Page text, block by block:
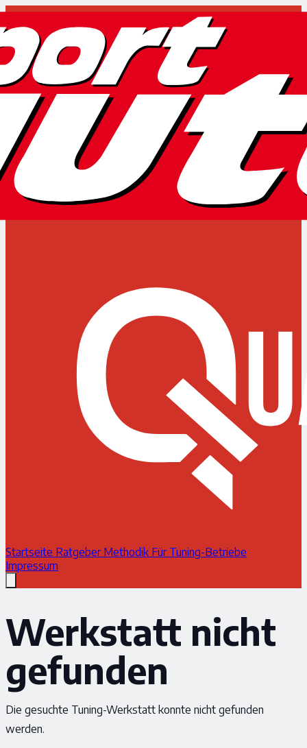
Startseite Ratgeber Methodik Für Tuning-Betriebe
Impressum
Werkstatt nicht
gefunden
Die gesuchte Tuning-Werkstatt konnte nicht gefunden
werden.